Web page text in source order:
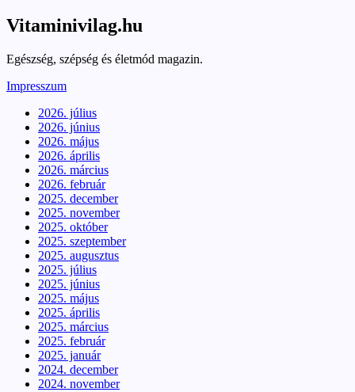
Vitaminivilag.hu
Egészség, szépség és életmód magazin.
Impresszum
2026. július
2026. június
2026. május
2026. április
2026. március
2026. február
2025. december
2025. november
2025. október
2025. szeptember
2025. augusztus
2025. július
2025. június
2025. május
2025. április
2025. március
2025. február
2025. január
2024. december
2024. november